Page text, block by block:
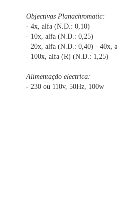
Objectivas Planachromatic:
- 4x, alfa (N.D.: 0,10)
- 10x, alfa (N.D.: 0,25)
- 20x, alfa (N.D.: 0,40) - 40x,
- 100x, alfa (R) (N.D.: 1,25)
Alimentação electrica:
- 230 ou 110v, 50Hz, 100w